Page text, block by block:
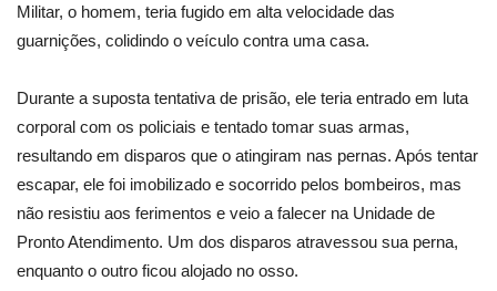
Militar, o homem, teria fugido em alta velocidade das
guarnições, colidindo o veículo contra uma casa.
Durante a suposta tentativa de prisão, ele teria entrado em luta
corporal com os policiais e tentado tomar suas armas,
resultando em disparos que o atingiram nas pernas. Após tentar
escapar, ele foi imobilizado e socorrido pelos bombeiros, mas
não resistiu aos ferimentos e veio a falecer na Unidade de
Pronto Atendimento. Um dos disparos atravessou sua perna,
enquanto o outro ficou alojado no osso.